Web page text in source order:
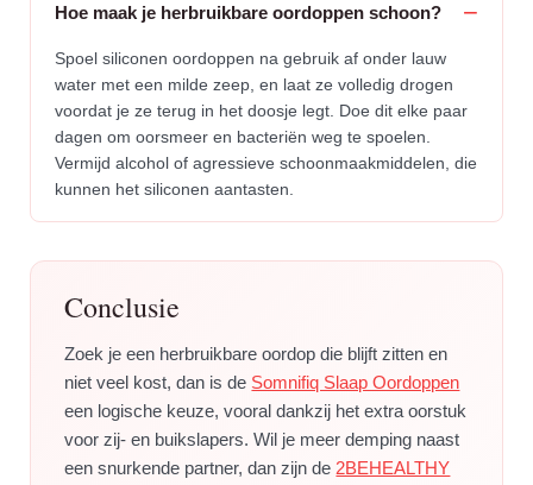
Hoe maak je herbruikbare oordoppen schoon?
Spoel siliconen oordoppen na gebruik af onder lauw
water met een milde zeep, en laat ze volledig drogen
voordat je ze terug in het doosje legt. Doe dit elke paar
dagen om oorsmeer en bacteriën weg te spoelen.
Vermijd alcohol of agressieve schoonmaakmiddelen, die
kunnen het siliconen aantasten.
Conclusie
Zoek je een herbruikbare oordop die blijft zitten en
niet veel kost, dan is de Somnifiq Slaap Oordoppen
een logische keuze, vooral dankzij het extra oorstuk
voor zij- en buikslapers. Wil je meer demping naast
een snurkende partner, dan zijn de 2BEHEALTHY